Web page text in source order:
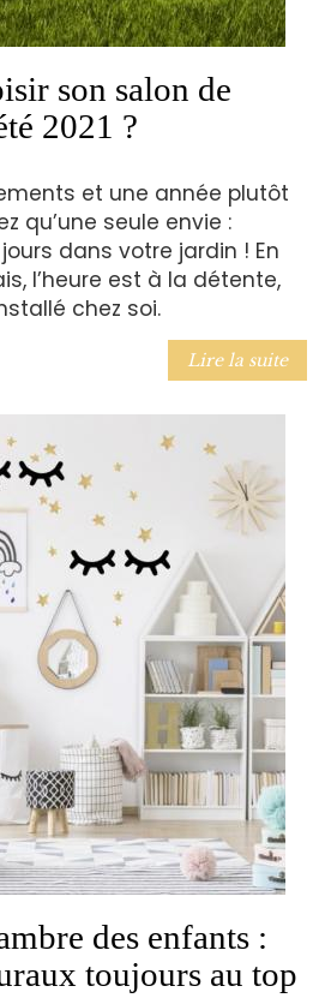
son salon de
2021 ?
et une année plutôt
qu’une seule envie :
dans votre jardin ! En
l’heure est à la détente,
chez soi.
Lire la suite
des enfants :
toujours au top